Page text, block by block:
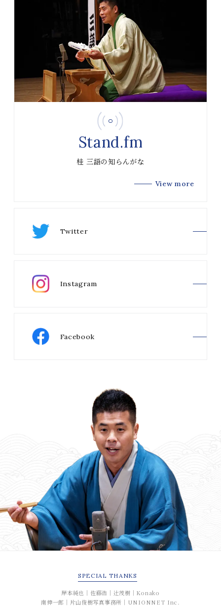
Stand.fm
桂 三語の知らんがな
View more
Twitter
Instagram
Facebook
SPECIAL THANKS
岸本純也｜佐藤浩｜辻茂樹｜Konako
南伸一郎｜片山俊樹写真事務所｜UNIONNET Inc.